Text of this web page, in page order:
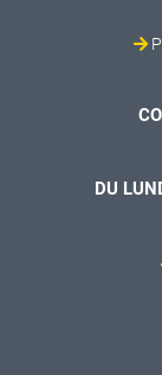
DU